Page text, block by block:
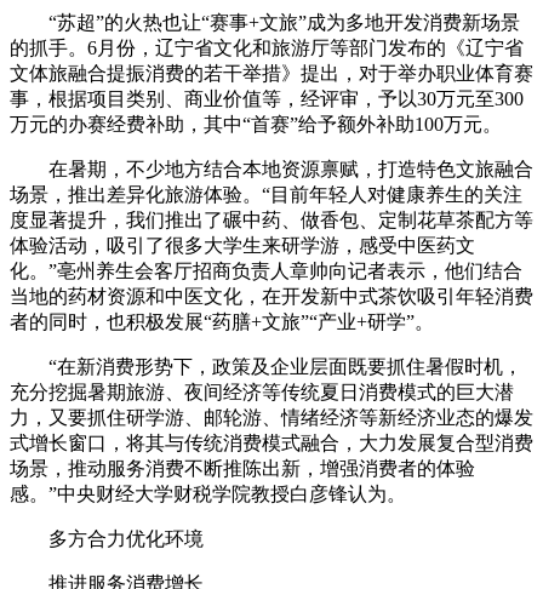
“苏超”的火热也让“赛事+文旅”成为多地开发消费新场景
的抓手。6月份，辽宁省文化和旅游厅等部门发布的《辽宁省
文体旅融合提振消费的若干举措》提出，对于举办职业体育赛
事，根据项目类别、商业价值等，经评审，予以30万元至300
万元的办赛经费补助，其中“首赛”给予额外补助100万元。
在暑期，不少地方结合本地资源禀赋，打造特色文旅融合
场景，推出差异化旅游体验。“目前年轻人对健康养生的关注
度显著提升，我们推出了碾中药、做香包、定制花草茶配方等
体验活动，吸引了很多大学生来研学游，感受中医药文
化。”亳州养生会客厅招商负责人章帅向记者表示，他们结合
当地的药材资源和中医文化，在开发新中式茶饮吸引年轻消费
者的同时，也积极发展“药膳+文旅”“产业+研学”。
“在新消费形势下，政策及企业层面既要抓住暑假时机，
充分挖掘暑期旅游、夜间经济等传统夏日消费模式的巨大潜
力，又要抓住研学游、邮轮游、情绪经济等新经济业态的爆发
式增长窗口，将其与传统消费模式融合，大力发展复合型消费
场景，推动服务消费不断推陈出新，增强消费者的体验
感。”中央财经大学财税学院教授白彦锋认为。
多方合力优化环境
推进服务消费增长